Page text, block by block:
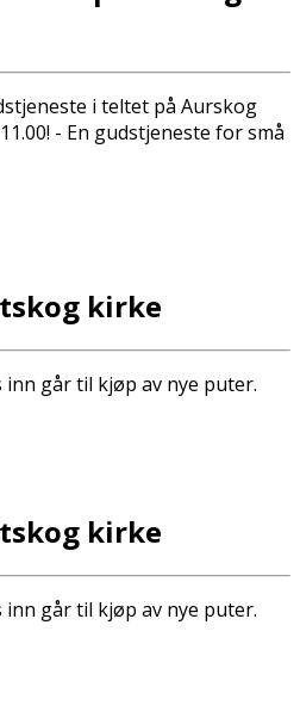
i teltet på Aurskog
- En gudstjeneste for små
kirke
inn går til kjøp av nye puter.
kirke
inn går til kjøp av nye puter.